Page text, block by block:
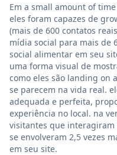
Em a small amount of
eles foram capazes de
(mais de 600 contatos
mídia social para mais de
social alimentar em seu
uma forma visual de
como eles são landing on
se parecem na vida real.
adequada e perfeita,
experiência no local. na
visitantes que interagiram
se envolveram 2,5 vezes
em seu site.